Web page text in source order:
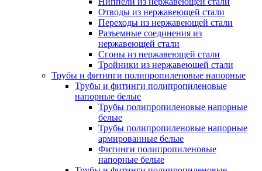
Отводы из нержавеющей стали
Переходы из нержавеющей стали
Разъемные соединения из
нержавеющей стали
Сгоны из нержавеющей стали
Тройники из нержавеющей стали
Трубы и фитинги полипропиленовые напорные
Трубы и фитинги полипропиленовые
напорные белые
Трубы полипропиленовые напорные
белые
Трубы полипропиленовые напорные
армированные белые
Фитинги полипропиленовые
напорные белые